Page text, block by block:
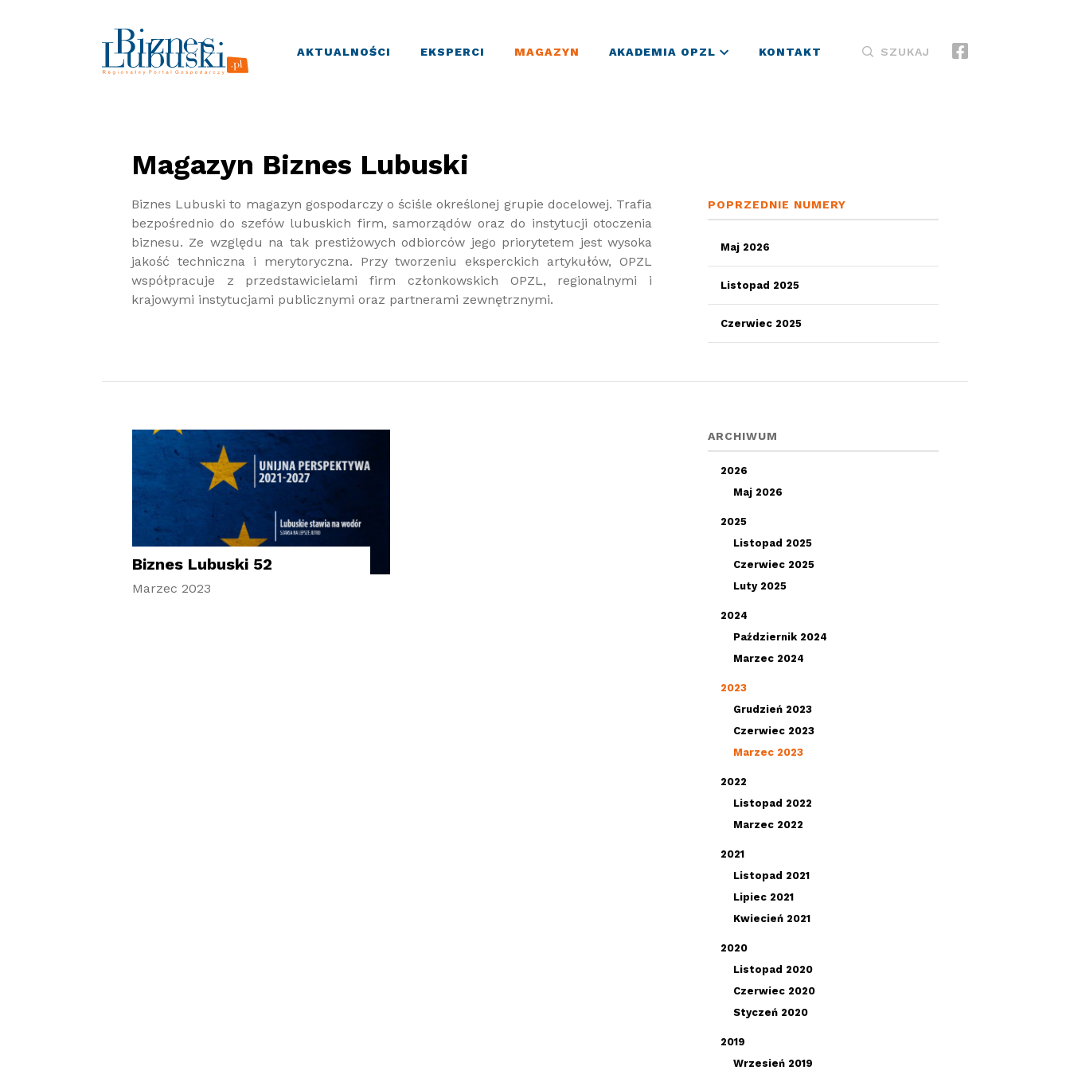
AKTUALNOŚCI EKSPERCI MAGAZYN AKADEMIA OPZL KONTAKT SZUKAJ
Magazyn Biznes Lubuski
Biznes Lubuski to magazyn gospodarczy o ściśle określonej grupie docelowej. Trafia
bezpośrednio do szefów lubuskich firm, samorządów oraz do instytucji otoczenia
biznesu. Ze względu na tak prestiżowych odbiorców jego priorytetem jest wysoka
jakość techniczna i merytoryczna. Przy tworzeniu eksperckich artykułów, OPZL
współpracuje z przedstawicielami firm członkowskich OPZL, regionalnymi i
krajowymi instytucjami publicznymi oraz partnerami zewnętrznymi.
POPRZEDNIE NUMERY
Maj 2026
Listopad 2025
Czerwiec 2025
Biznes Lubuski 52
Marzec 2023
ARCHIWUM
2026
Maj 2026
2025
Listopad 2025
Czerwiec 2025
Luty 2025
2024
Październik 2024
Marzec 2024
2023
Grudzień 2023
Czerwiec 2023
Marzec 2023
2022
Listopad 2022
Marzec 2022
2021
Listopad 2021
Lipiec 2021
Kwiecień 2021
2020
Listopad 2020
Czerwiec 2020
Styczeń 2020
2019
Wrzesień 2019